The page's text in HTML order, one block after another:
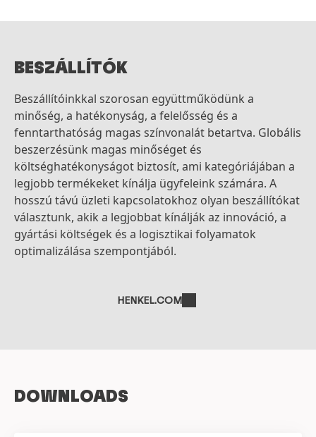
BESZÁLLÍTÓK
Beszállítóinkkal szorosan együttműködünk a
minőség, a hatékonyság, a felelősség és a
fenntarthatóság magas színvonalát betartva. Globális
beszerzésünk magas minőséget és
költséghatékonyságot biztosít, ami kategóriájában a
legjobb termékeket kínálja ügyfeleink számára. A
hosszú távú üzleti kapcsolatokhoz olyan beszállítókat
választunk, akik a legjobbat kínálják az innováció, a
gyártási költségek és a logisztikai folyamatok
optimalizálása szempontjából.
HENKEL.COM
DOWNLOADS